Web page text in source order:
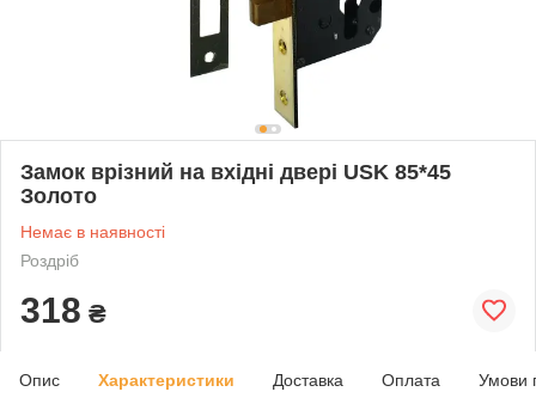
Замок врізний на вхідні двері USK 85*45
Золото
Немає в наявності
Роздріб
318 ₴
Опис Характеристики Доставка Оплата Умови